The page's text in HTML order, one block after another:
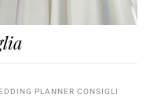
PLANNER CONSIGLI